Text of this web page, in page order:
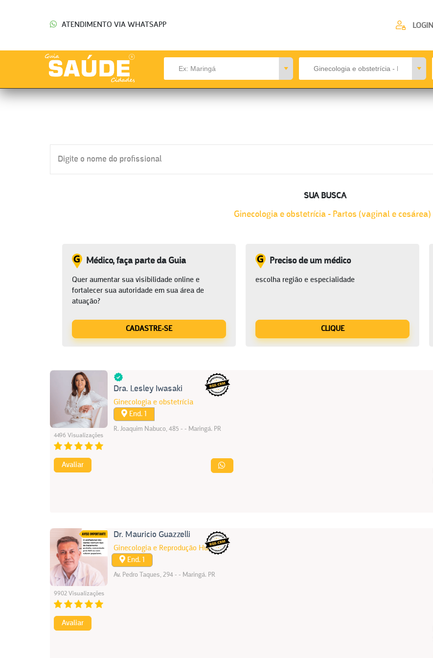
ATENDIMENTO VIA WHATSAPP LOGIN
SUA BUSCA
Ginecologia e obstetrícia - Partos (vaginal e cesárea)
Médico, faça parte da Guia
Quer aumentar sua visibilidade online e
fortalecer sua autoridade em sua área de
atuação?
CADASTRE-SE
Preciso de um médico
escolha região e especialidade
CLIQUE
4496 Visualizações
Avaliar
Dra. Lesley Iwasaki
Ginecologia e obstetrícia
End. 1
R. Joaquim Nabuco, 485 - - Maringá. PR
9902 Visualizações
Avaliar
Dr. Mauricio Guazzelli
Ginecologia e Reprodução Humana
End. 1
Av. Pedro Taques, 294 - - Maringá. PR